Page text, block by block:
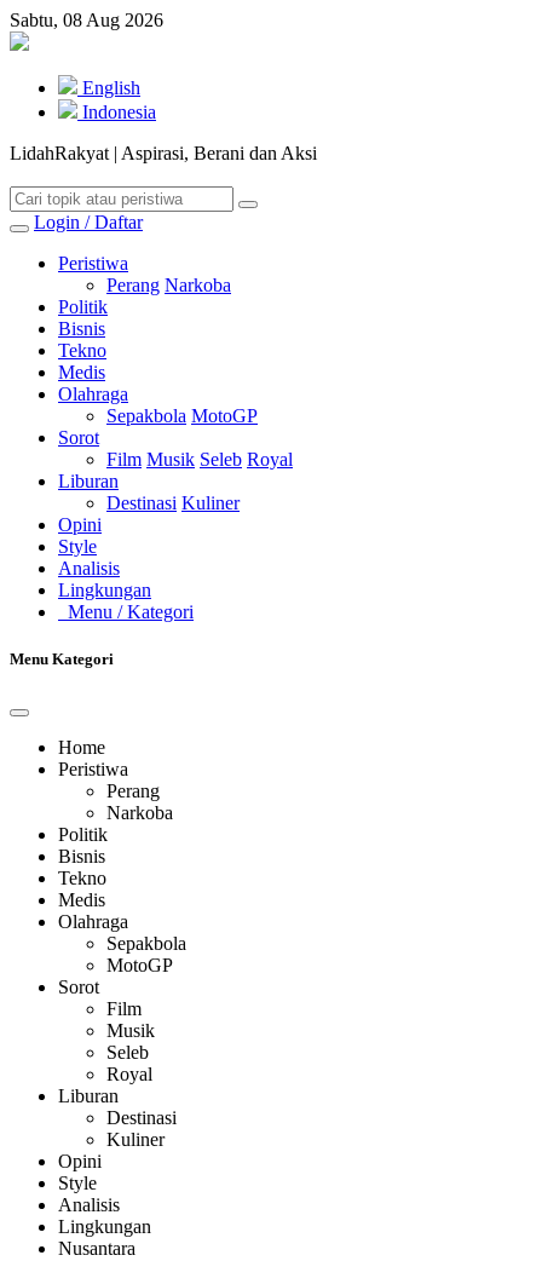
Sabtu, 08 Aug 2026
English
Indonesia
LidahRakyat | Aspirasi, Berani dan Aksi
Login / Daftar
Peristiwa
Perang Narkoba
Politik
Bisnis
Tekno
Medis
Olahraga
Sepakbola MotoGP
Sorot
Film Musik Seleb Royal
Liburan
Destinasi Kuliner
Opini
Style
Analisis
Lingkungan
Menu / Kategori
Menu Kategori
Home
Peristiwa
Perang
Narkoba
Politik
Bisnis
Tekno
Medis
Olahraga
Sepakbola
MotoGP
Sorot
Film
Musik
Seleb
Royal
Liburan
Destinasi
Kuliner
Opini
Style
Analisis
Lingkungan
Nusantara